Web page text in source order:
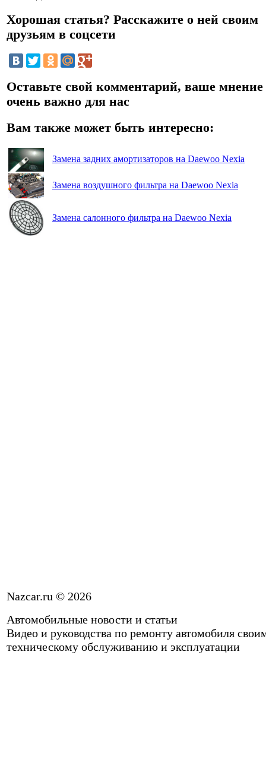
Хорошая статья? Расскажите о ней своим
друзьям в соцсети
Оставьте свой комментарий, ваше мнение
очень важно для нас
Вам также может быть интересно:
Замена задних амортизаторов на Daewoo Nexia
Замена воздушного фильтра на Daewoo Nexia
Замена салонного фильтра на Daewoo Nexia
Nazcar.ru © 2026
Автомобильные новости и статьи
Видео и руководства по ремонту автомобиля
техническому обслуживанию и эксплуатации